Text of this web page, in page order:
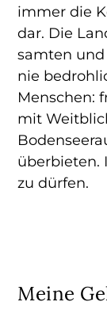
immer die
dar. Die
samten
nie
Menschen:
mit
überbieten.
zu dürfen.
Meine